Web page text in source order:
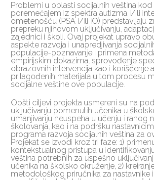
Problemi u oblasti socijalnih veština kod
poremećajem iz spektra autizma i/ili
ometenošću (PSA i/ili IO) predstavljaju
prepreku njihovom uključivanju,
zajednici i školi. Ovaj projekat upravo
aspekte razvoja i unapredjivanja
populacije-poznavanje i primena
empirijskim dokazima, sprovođenje
obrazovnih intervencija kao i korišćenje
prilagođenih materijala u tom procesu
socijalne veštine ove populacije.
Opšti ciljevi projekta usmereni su na
uključivanju pomenutih učenika u
umanjivanju neuspeha u učenju i ranog
školovanja, kao i na podršku
programa razvoja socijalnih veština za
Projekat se izvodi kroz tri faze: 1)
kontekstualnog pristupa u
veština potrebnih za uspešno
učenika na školsko okruženje, 2)
metodološkog priručnika za nastavnike i